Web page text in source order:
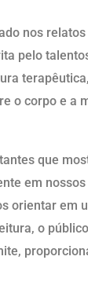
nos
pelo
o corpo e a
que
em
orientar em
o